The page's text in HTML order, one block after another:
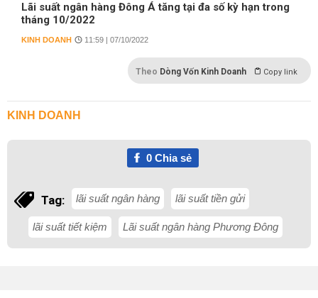
Lãi suất ngân hàng Đông Á tăng tại đa số kỳ hạn trong
tháng 10/2022
KINH DOANH 11:59 | 07/10/2022
Theo Dòng Vốn Kinh Doanh Copy link
KINH DOANH
0Chia sẻ
Tag: lãi suất ngân hàng lãi suất tiền gửi
lãi suất tiết kiệm Lãi suất ngân hàng Phương Đông